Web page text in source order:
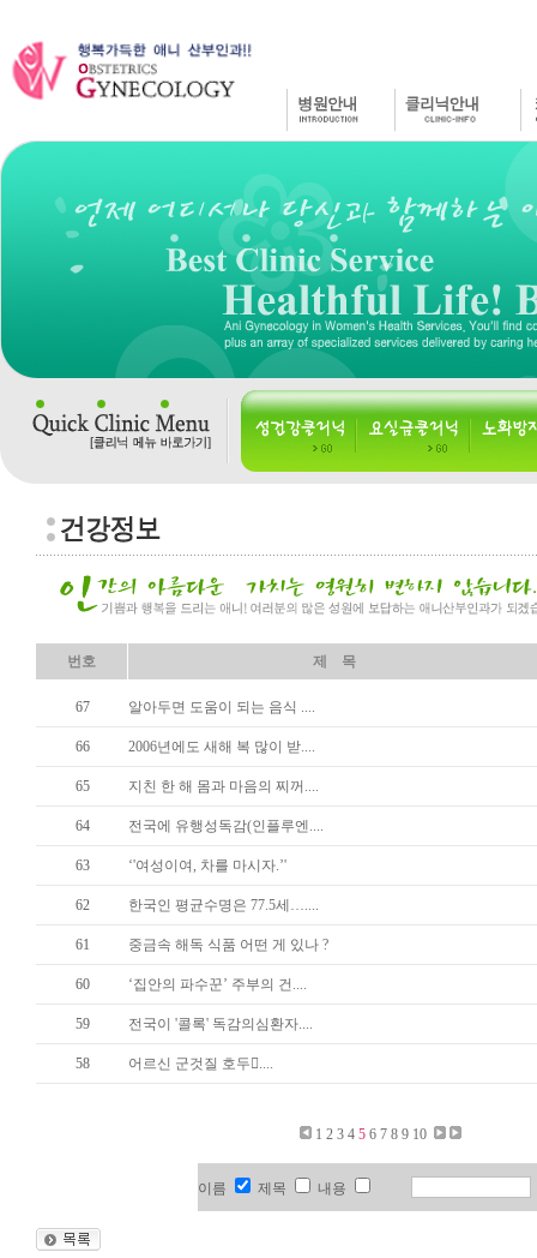
번호 제 목
67 알아두면 도움이 되는 음식 ....
66 2006년에도 새해 복 많이 받....
65 지친 한 해 몸과 마음의 찌꺼....
64 전국에 유행성독감(인플루엔....
63 ‘'여성이여, 차를 마시자.’'
62 한국인 평균수명은 77.5세…....
61 중금속 해독 식품 어떤 게 있나 ?
60 ‘집안의 파수꾼’ 주부의 건....
59 전국이 '콜록' 독감의심환자....
58 어르신 군것질 호두....
1 2 3 4 5 6 7 8 9 10
이름 제목 내용